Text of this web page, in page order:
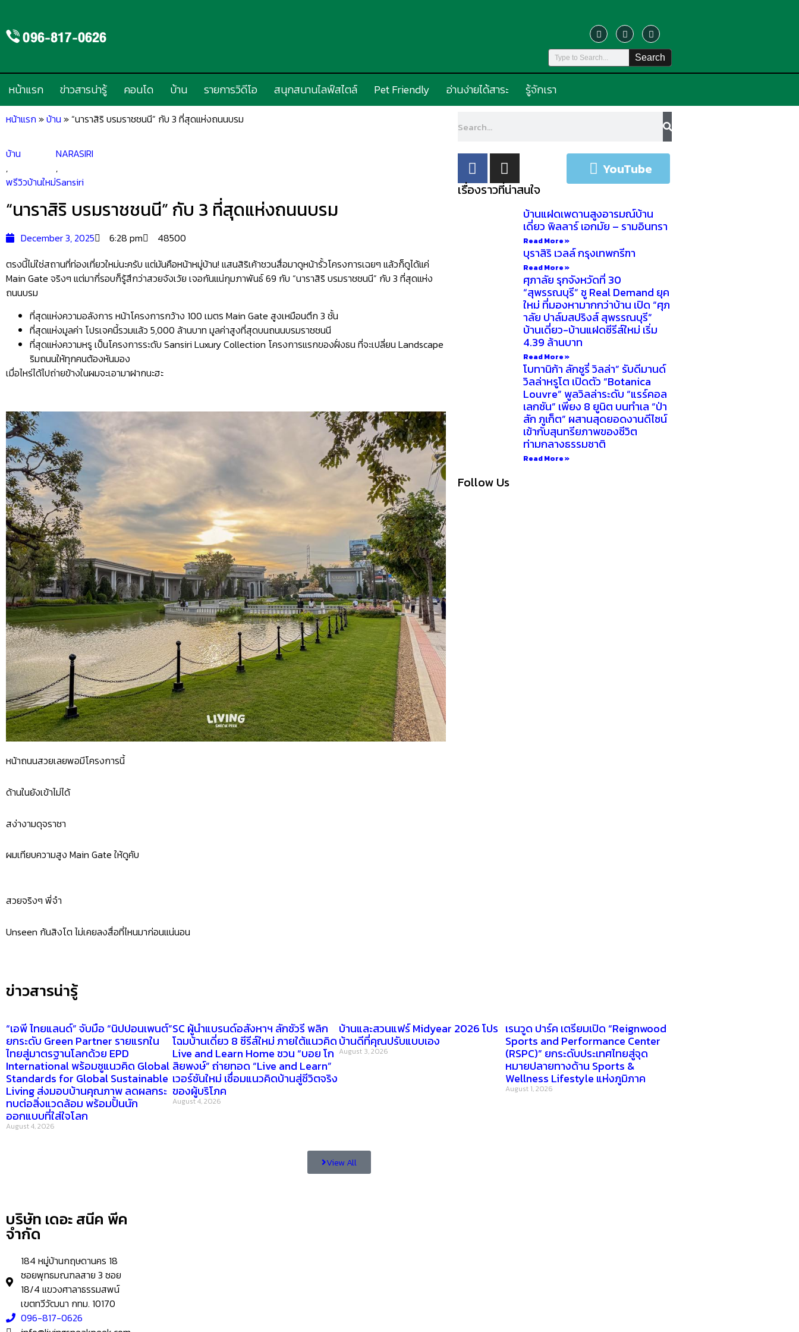
Search
หน้าแรก ข่าวสารน่ารู้ คอนโด บ้าน รายการวิดีโอ สนุกสนานไลฟ์สไตล์ Pet Friendly อ่านง่ายได้สาระ รู้จักเรา
หน้าแรก »บ้าน » “นาราสิริ บรมราชชนนี” กับ 3 ที่สุดแห่งถนนบรม
บ้าน
,
พรีวิวบ้านใหม่
NARASIRI
,
Sansiri
“นาราสิริ บรมราชชนนี” กับ 3 ที่สุดแห่งถนนบรม
December 3, 2025 6:28 pm
48500
ตรงนี้ไม่ใช่สถานที่ท่องเที่ยวใหม่นะครับ แต่มันคือหน้าหมู่บ้าน! แสนสิริเค้าชวนสื่อมาดูหน้ารั้วโครงการเฉยๆ แล้วก็ดูได้แค่
Main Gate จริงๆ แต่มากี่รอบก็รู้สึกว่าสวยจังเว้ย เจอกันแน่กุมภาพันธ์ 69 กับ “นาราสิริ บรมราชชนนี” กับ 3 ที่สุดแห่ง
ถนนบรม
ที่สุดแห่งความอลังการ หน้าโครงการกว้าง 100 เมตร Main Gate สูงเหมือนตึก 3 ชั้น
ที่สุดแห่งมูลค่า โปรเจคนี้รวมแล้ว 5,000 ล้านบาท มูลค่าสูงที่สุดบนถนนบรมราชชนนี
ที่สุดแห่งความหรู เป็นโครงการระดับ Sansiri Luxury Collection โครงการแรกของฝั่งธน ที่จะเปลี่ยน Landscape
ริมถนนให้ทุกคนต้องหันมอง
เมื่อไหร่ได้ไปถ่ายข้างในผมจะเอามาฝากนะฮะ
หน้าถนนสวยเลยพอมีโครงการนี้
ด้านในยังเข้าไม่ได้
สง่างามดุจราชา
ผมเทียบความสูง Main Gate ให้ดูคับ
สวยจริงๆ พี่จ๋า
Unseen ก้นสิงโต ไม่เคยลงสื่อที่ไหนมาก่อนแน่นอน
YouTube
เรื่องราวที่น่าสนใจ
บ้านแฝดเพดานสูงอารมณ์บ้าน
เดี่ยว พิลลาร์ เอกมัย – รามอินทรา
Read More »
บุราสิริ เวลล์ กรุงเทพกรีฑา
Read More »
ศุภาลัย รุกจังหวัดที่ 30
“สุพรรณบุรี” ชู Real Demand ยุค
ใหม่ ที่มองหามากกว่าบ้าน เปิด “ศุภ
าลัย ปาล์มสปริงส์ สุพรรณบุรี”
บ้านเดี่ยว-บ้านแฝดซีรีส์ใหม่ เริ่ม
4.39 ล้านบาท
Read More »
โบทานิก้า ลักซูรี่ วิลล่า” รับดีมานด์
วิลล่าหรูโต เปิดตัว “Botanica
Louvre” พูลวิลล่าระดับ “แรร์คอล
เลกชัน” เพียง 8 ยูนิต บนทำเล “ป่า
สัก ภูเก็ต” ผสานสุดยอดงานดีไซน์
เข้ากับสุนทรียภาพของชีวิต
ท่ามกลางธรรมชาติ
Read More »
Follow Us
ข่าวสารน่ารู้
“เอพี ไทยแลนด์” จับมือ “นิปปอนเพนต์”
ยกระดับ Green Partner รายแรกใน
ไทยสู่มาตรฐานโลกด้วย EPD
International พร้อมชูแนวคิด Global
Standards for Global Sustainable
Living ส่งมอบบ้านคุณภาพ ลดผลกระ
ทบต่อสิ่งแวดล้อม พร้อมปั้นนัก
ออกแบบที่ใส่ใจโลก
August 4, 2026
SC ผู้นำแบรนด์อสังหาฯ ลักชัวรี พลิก
โฉมบ้านเดี่ยว 8 ซีรีส์ใหม่ ภายใต้แนวคิด
Live and Learn Home ชวน “บอย โก
สิยพงษ์” ถ่ายทอด “Live and Learn”
เวอร์ชันใหม่ เชื่อมแนวคิดบ้านสู่ชีวิตจริง
ของผู้บริโภค
August 4, 2026
บ้านและสวนแฟร์ Midyear 2026 โปร
บ้านดีที่คุณปรับแบบเอง
August 3, 2026
เรนวูด ปาร์ค เตรียมเปิด “Reignwood
Sports and Performance Center
(RSPC)” ยกระดับประเทศไทยสู่จุด
หมายปลายทางด้าน Sports &
Wellness Lifestyle แห่งภูมิภาค
August 1, 2026
View All
บริษัท เดอะ สนีค พีค
จำกัด
184 หมู่บ้านกฤษดานคร 18
ซอยพุทธมณฑลสาย 3 ซอย
18/4 แขวงศาลาธรรมสพน์
เขตทวีวัฒนา กทม. 10170
096-817-0626